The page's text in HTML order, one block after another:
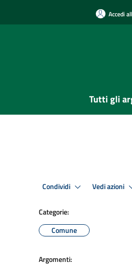
Accedi
Tutti gli
Condividi Vedi azioni
Categorie:
Comune
Argomenti: